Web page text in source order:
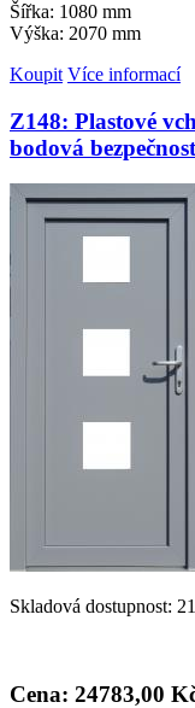
Šířka: 1080 mm
Výška: 2070 mm
Koupit Více informací
Z148: Plastové
bodová
Skladová dostupnost:
Cena: 24783,00